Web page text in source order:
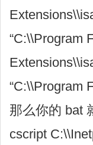
“C:\\Program
“C:\\Program
那么你的 bat
cscript